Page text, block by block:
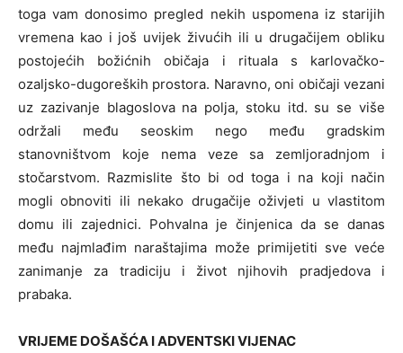
toga vam donosimo pregled nekih uspomena iz starijih
vremena kao i još uvijek živućih ili u drugačijem obliku
postojećih božićnih običaja i rituala s karlovačko-
ozaljsko-dugoreških prostora. Naravno, oni običaji vezani
uz zazivanje blagoslova na polja, stoku itd. su se više
održali među seoskim nego među gradskim
stanovništvom koje nema veze sa zemljoradnjom i
stočarstvom. Razmislite što bi od toga i na koji način
mogli obnoviti ili nekako drugačije oživjeti u vlastitom
domu ili zajednici. Pohvalna je činjenica da se danas
među najmlađim naraštajima može primijetiti sve veće
zanimanje za tradiciju i život njihovih pradjedova i
prabaka.
VRIJEME DOŠAŠĆA I ADVENTSKI VIJENAC